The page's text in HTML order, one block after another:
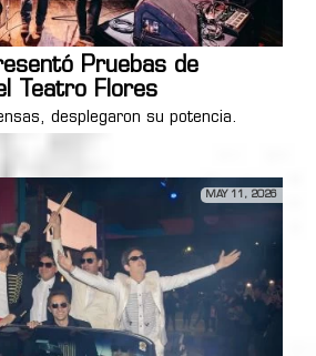
Pruebas de
Teatro Flores
desplegaron su potencia.
MAY 11, 2026